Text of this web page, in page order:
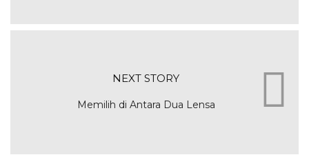
NEXT STORY
Memilih di Antara Dua Lensa